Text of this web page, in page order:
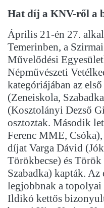
Hat díj a KNV-ről a
Április 21-én 27.
Temerinben, a
Művelődési
Népművészeti
kategóriájában az
(Zeneiskola,
(Kosztolányi Dezső
osztoztak. Második
Ferenc MME,
díjat Varga Dávid
Törökbecse) és
Szabadka) kapták.
legjobbnak a
Ildikó kettős